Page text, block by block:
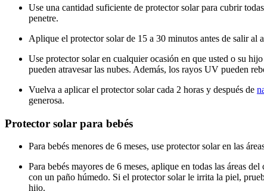
Use una cantidad suficiente de protector solar para cubrir
penetre.
Aplique el protector solar de 15 a 30 minutos antes de salir al
Use protector solar en cualquier ocasión en que usted o su
pueden atravesar las nubes. Además, los rayos UV pueden
Vuelva a aplicar el protector solar cada 2 horas y después de
generosa.
Protector solar para bebés
Para bebés menores de 6 meses, use protector solar en las
Para bebés mayores de 6 meses, aplique en todas las áreas
con un paño húmedo. Si el protector solar le irrita la piel,
hijo.